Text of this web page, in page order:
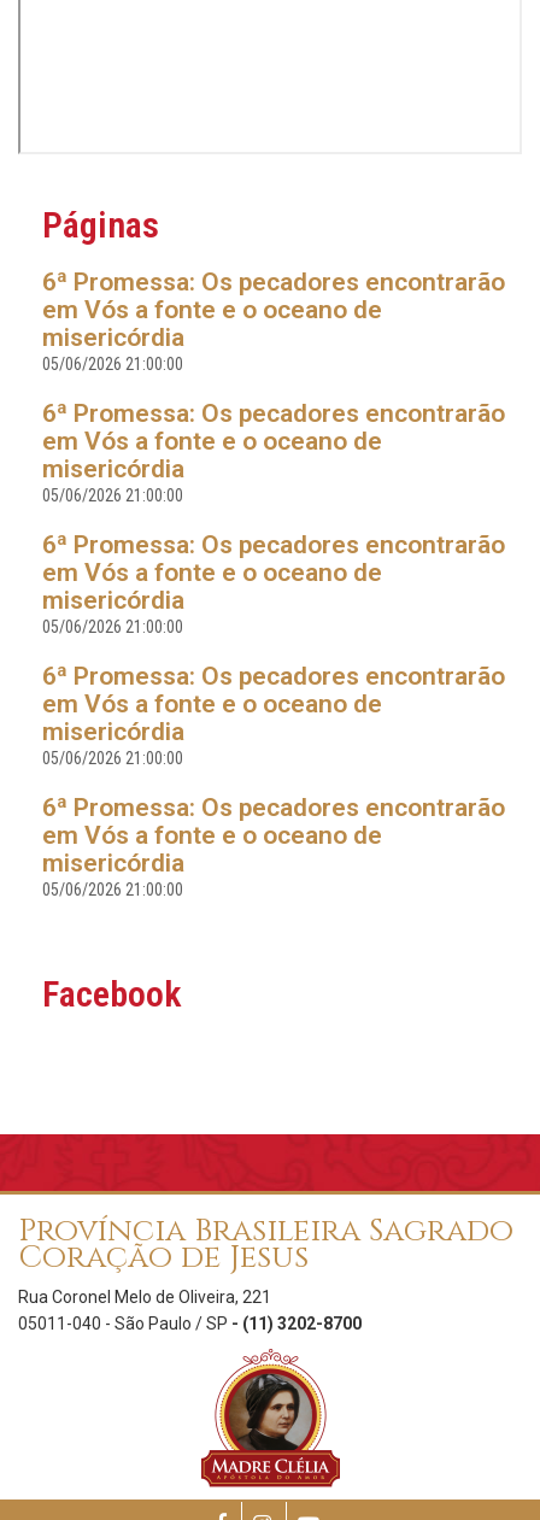
Páginas
6ª Promessa: Os pecadores encontrarão
em Vós a fonte e o oceano de
misericórdia
05/06/2026 21:00:00
6ª Promessa: Os pecadores encontrarão
em Vós a fonte e o oceano de
misericórdia
05/06/2026 21:00:00
6ª Promessa: Os pecadores encontrarão
em Vós a fonte e o oceano de
misericórdia
05/06/2026 21:00:00
6ª Promessa: Os pecadores encontrarão
em Vós a fonte e o oceano de
misericórdia
05/06/2026 21:00:00
6ª Promessa: Os pecadores encontrarão
em Vós a fonte e o oceano de
misericórdia
05/06/2026 21:00:00
Facebook
Província Brasileira Sagrado
Coração de Jesus
Rua Coronel Melo de Oliveira, 221
05011-040 - São Paulo / SP - (11) 3202-8700